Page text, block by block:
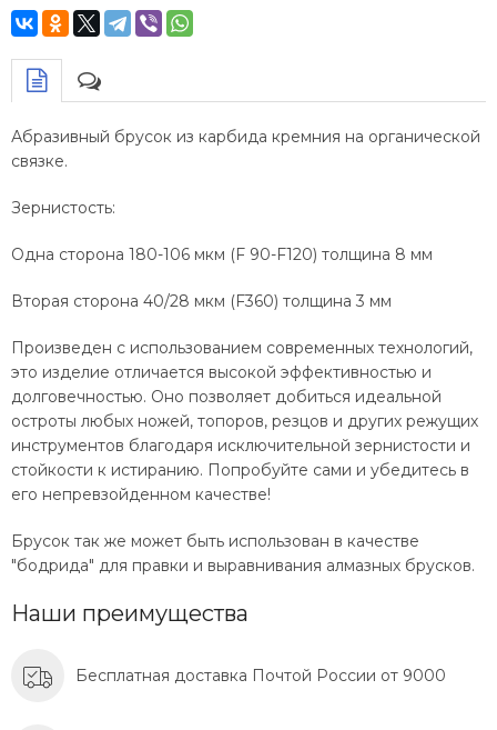
Абразивный брусок из карбида кремния на органической
связке.
Зернистость:
Одна сторона 180-106 мкм (F 90-F120) толщина 8 мм
Вторая сторона 40/28 мкм (F360) толщина 3 мм
Произведен с использованием современных технологий,
это изделие отличается высокой эффективностью и
долговечностью. Оно позволяет добиться идеальной
остроты любых ножей, топоров, резцов и других режущих
инструментов благодаря исключительной зернистости и
стойкости к истиранию. Попробуйте сами и убедитесь в
его непревзойденном качестве!
Брусок так же может быть использован в качестве
"бодрида" для правки и выравнивания алмазных брусков.
Наши преимущества
Бесплатная доставка Почтой России от 9000